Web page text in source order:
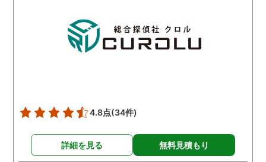
夫を黙らせるには最も有
的な方法だと信じていま
4.8点(34件)
詳細を見る 無料見積もり